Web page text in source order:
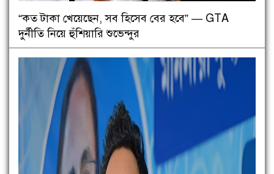
“কত টাকা খেয়েছেন, সব হিসেব বের হবে” — GTA
দুর্নীতি নিয়ে হুঁশিয়ারি শুভেন্দুর